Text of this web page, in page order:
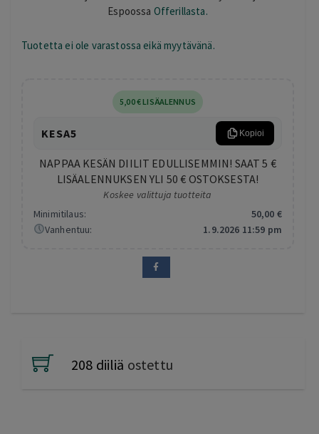
Espoossa Offerillasta.
Tuotetta ei ole varastossa eikä myytävänä.
5 ,00€LISÄALENNUS
KESA5 Kopioi
NAPPAA KESÄN DIILIT EDULLISEMMIN! SAAT 5 €
LISÄALENNUKSEN YLI 50 € OSTOKSESTA!
Koskee valittuja tuotteita
Minimitilaus:
50,00 €
Vanhentuu:
1.9.2026 11:59 pm
208 diiliä ostettu